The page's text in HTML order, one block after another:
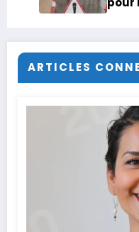
ARTICLES